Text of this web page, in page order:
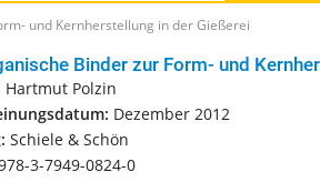
und Kernherstellung in der Gießerei
Binder zur Form- und
Hartmut Polzin
Dezember 2012
Schiele & Schön
3-7949-0824-0